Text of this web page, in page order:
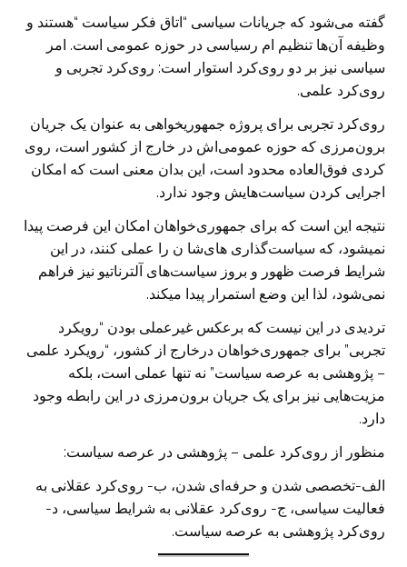
گفته می‌شود که جریانات سیاسی “اتاق فکر سیاست “هستند و
وظیفه آن‌ها تنظیم ام رسیاسی در حوزه عمومی است. امر
سیاسی نیز بر دو روی‌کرد استوار است: روی‌کرد تجربی و
روی‌کرد علمی.
روی‌کرد تجربی برای پروژه جمهوریخواهی به عنوان یک جریان
برون‌مرزی که حوزه عمومی‌اش در خارج از کشور است، روی
کردی فوق‌العاده محدود است، این بدان معنی است که امکان
اجرایی کردن سیاست‌هایش وجود ندارد.
نتیجه این است که برای جمهوری‌خواهان امکان این فرصت پیدا
نمیشود، که سیاست‌گذاری های‌شا ن را عملی کنند، در این
شرایط فرصت ظهور و بروز سیاست‌های آلترناتیو نیز فراهم
نمی‌شود، لذا این وضع استمرار پیدا میکند.
تردیدی در این نیست که برعکس غیرعملی بودن “رویکرد
تجربی” برای جمهوری‌خواهان درخارج از کشور، “رویکرد علمی
– پژوهشی به عرصه سیاست” نه تنها عملی است، بلکه
مزیت‌هایی نیز برای یک جریان برون‌مرزی در این رابطه وجود
دارد.
منظور از روی‌کرد علمی – پژوهشی در عرصه سیاست:
الف-تخصصی شدن و حرفه‌ای شدن، ب- روی‌کرد عقلانی به
فعالیت سیاسی، ج- روی‌کرد عقلانی به شرایط سیاسی، د-
روی‌کرد پژوهشی به عرصه سیاست.